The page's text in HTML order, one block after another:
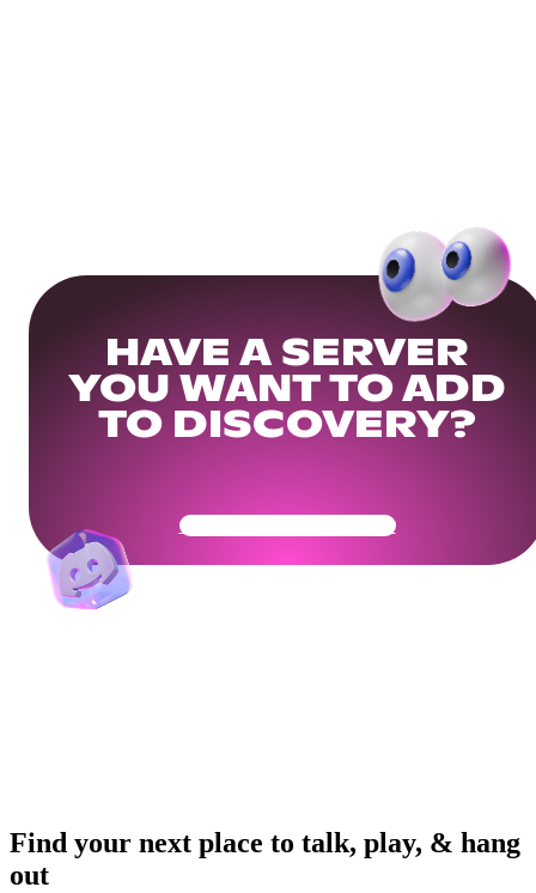
HAVE A SERVER
YOU WANT TO ADD
TO DISCOVERY?
Get Your Community Ready
Find your next place to talk, play, & hang
out